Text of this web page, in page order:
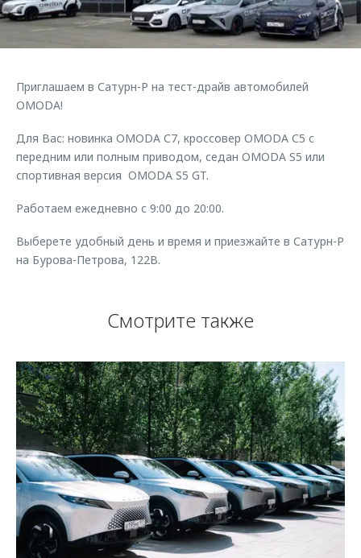
Страхование
Кредитный калькулятор
Одежда и сувениры
Запчасти
Трейд-ин
Калькулятор трейд-ин
Руководства по эксплуатации
Клиентская поддержка
Клуб владельцев OMODA
Аксессуары
Одежда и сувениры
Оригинальные аксессуары
Запчасти
Обратная связь
Приглашаем в Сатурн-Р на тест-драйв автомобилей
OMODA!
Для Вас: новинка OMODA С7, кроссовер OMODA С5 c
передним или полным приводом, седан OMODA S5 или
спортивная версия OMODA S5 GT.
Работаем ежедневно с 9:00 до 20:00.
Выберете удобный день и время и приезжайте в Сатурн-Р
на Бурова-Петрова, 122В.
Смотрите также